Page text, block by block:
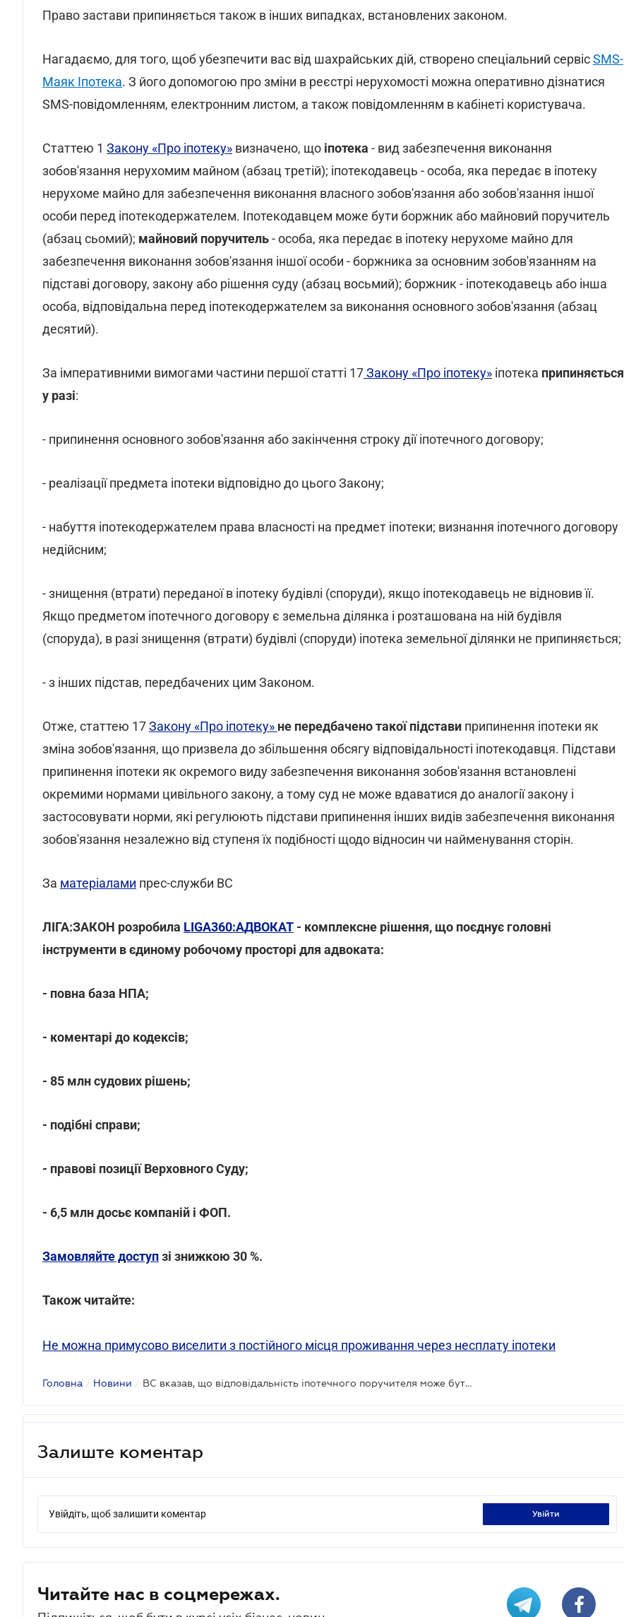
Право застави припиняється також в інших випадках, встановлених законом.
Нагадаємо, для того, щоб убезпечити вас від шахрайських дій, створено спеціальний сервісSMS-
Маяк Іпотека. З його допомогою про зміни в реєстрі нерухомості можна оперативно дізнатися
SMS-повідомленням, електронним листом, а також повідомленням в кабінеті користувача.
Статтею 1 Закону «Про іпотеку» визначено, що іпотека - вид забезпечення виконання
зобов'язання нерухомим майном (абзац третій); іпотекодавець - особа, яка передає в іпотеку
нерухоме майно для забезпечення виконання власного зобов'язання або зобов'язання іншої
особи перед іпотекодержателем. Іпотекодавцем може бути боржник або майновий поручитель
(абзац сьомий); майновий поручитель- особа, яка передає в іпотеку нерухоме майно для
забезпечення виконання зобов'язання іншої особи - боржника за основним зобов'язанням на
підставі договору, закону або рішення суду (абзац восьмий); боржник - іпотекодавець або інша
особа, відповідальна перед іпотекодержателем за виконання основного зобов'язання (абзац
десятий).
За імперативними вимогами частини першої статті 17Закону «Про іпотеку» іпотека припиняється
у разі:
- припинення основного зобов'язання або закінчення строку дії іпотечного договору;
- реалізації предмета іпотеки відповідно до цього Закону;
- набуття іпотекодержателем права власності на предмет іпотеки; визнання іпотечного договору
недійсним;
- знищення (втрати) переданої в іпотеку будівлі (споруди), якщо іпотекодавець не відновив її.
Якщо предметом іпотечного договору є земельна ділянка і розташована на ній будівля
(споруда), в разі знищення (втрати) будівлі (споруди) іпотека земельної ділянки не припиняється;
- з інших підстав, передбачених цим Законом.
Отже, статтею 17Закону «Про іпотеку» не передбачено такої підстави припинення іпотеки як
зміна зобов'язання, що призвела до збільшення обсягу відповідальності іпотекодавця. Підстави
припинення іпотеки як окремого виду забезпечення виконання зобов'язання встановлені
окремими нормами цивільного закону, а тому суд не може вдаватися до аналогії закону і
застосовувати норми, які регулюють підстави припинення інших видів забезпечення виконання
зобов'язання незалежно від ступеня їх подібності щодо відносин чи найменування сторін.
За матеріалами прес-служби ВС
ЛІГА:ЗАКОН розробила LIGA360:АДВОКАТ - комплексне рішення, що поєднує головні
інструменти в єдиному робочому просторі для адвоката:
- повна база НПА;
- коментарі до кодексів;
- 85 млн судових рішень;
- подібні справи;
- правові позиції Верховного Суду;
- 6,5 млн досьє компаній і ФОП.
Замовляйте доступзі знижкою 30 %.
Також читайте:
Не можна примусово виселити з постійного місця проживання через несплату іпотеки
Головна / Новини / ВС вказав, що відповідальність іпотечного поручителя може бути збільшена і без його згоди
Залиште коментар
Увійдіть, щоб залишити коментар увійти
Читайте нас в соцмережах.